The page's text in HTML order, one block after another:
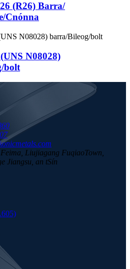
(R26) Barra/
Cnónna
N08028)
bolt
Liujiagang FuqiaoTown,
Jiangsu, an tSín